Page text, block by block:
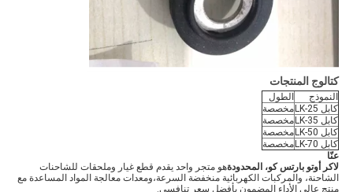
كتالوج المنتجات
النموذج
الطول
كابل LK-25
مخصصة
كابل LK-35
مخصصة
كابل LK-50
مخصصة
كابل LK-70
مخصصة
عنّا
لاكر أوتو بارتس كو، المحدودةهو متجر واحد يقدم قطع غيار وملحقات للشاحنات
الشاحنة، والمركبات الكهربائية منخفضة السرعة،ومعدات معالجة المواد المساعدة مع
منتج عالي الأداء المضمون بأفضل سعر تنافسي.